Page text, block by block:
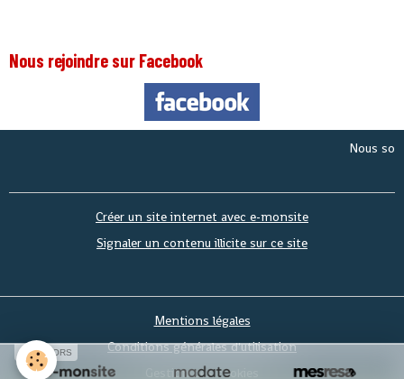
Nous rejoindre sur Facebook
Nous
Créer un site internet avec e-monsite
Signaler un contenu illicite sur ce site
Mentions légales
Conditions générales d'utilisation
Gestion des cookies
SPONSORS